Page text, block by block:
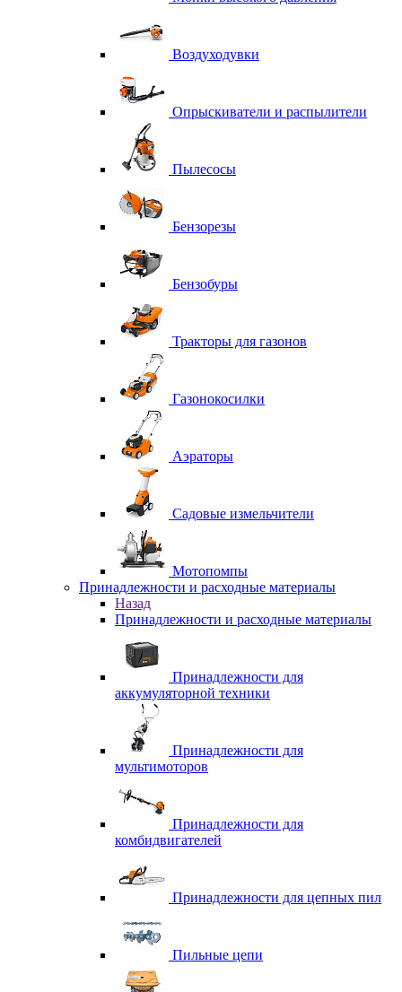
Воздуходувки
Опрыскиватели и распылители
Пылесосы
Бензорезы
Бензобуры
Тракторы для газонов
Газонокосилки
Аэраторы
Садовые измельчители
Мотопомпы
Принадлежности и расходные материалы
Назад
Принадлежности и расходные материалы
Принадлежности для
аккумуляторной техники
Принадлежности для
мультимоторов
Принадлежности для
комбидвигателей
Принадлежности для цепных пил
Пильные цепи